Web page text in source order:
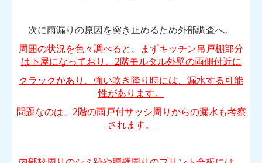
次に雨漏りの原因を突き止めるため外部調査へ。
周囲の状況を色々調べると、
まずキッチン吊戸棚部分
は下屋になっており、2階モルタル外壁の両側付近に
クラックがあり、強い吹き降り時には、漏水する可能
性があります。
問題なのは、2階の雨戸付サッシ周りからの漏水も考察
されます。